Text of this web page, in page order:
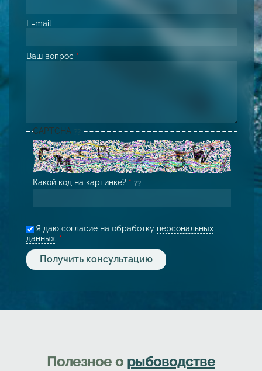
E-mail
Ваш вопрос *
CAPTCHA
Какой код на картинке? *
Я даю согласие на обработку персональных
данных. *
Полезное о рыбоводстве